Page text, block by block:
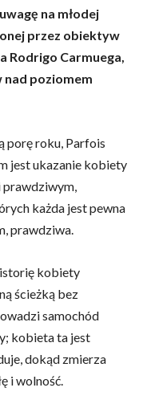
na młodej
przez obiektyw
Carmuega,
nad poziomem
porę roku, Parfois
jest ukazanie kobiety
każda jest pewna
prawdziwa.
kobiety
ścieżką bez
samochód
kobieta ta jest
dokąd zmierza
i wolność.